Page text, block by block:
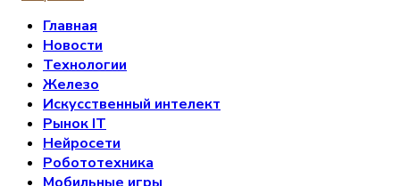
Главная
Новости
Технологии
Железо
Искусственный интелект
Рынок IT
Нейросети
Робототехника